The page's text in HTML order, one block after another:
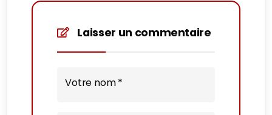
Laisser un commentaire
Votre nom *